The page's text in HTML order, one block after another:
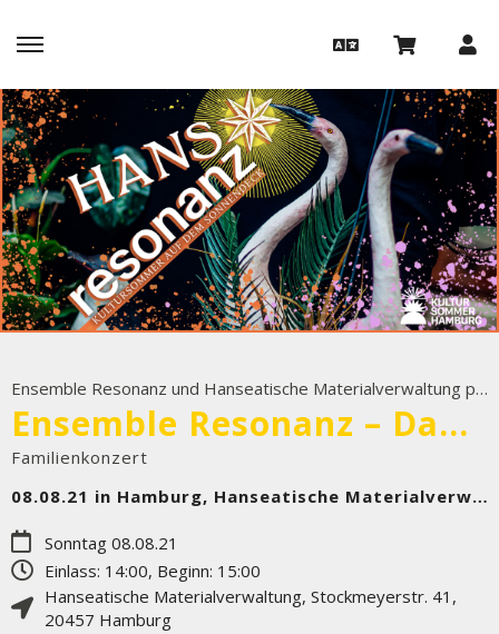
Ensemble Resonanz und Hanseatische Materialverwaltung präsentieren
Ensemble Resonanz – Dance'n Play
Familienkonzert
08.08.21 in Hamburg, Hanseatische Materialverwaltung
Sonntag 08.08.21
Einlass: 14:00, Beginn: 15:00
Hanseatische Materialverwaltung, Stockmeyerstr. 41 ,
20457 Hamburg